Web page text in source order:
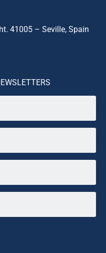
41005 – Seville, Spain